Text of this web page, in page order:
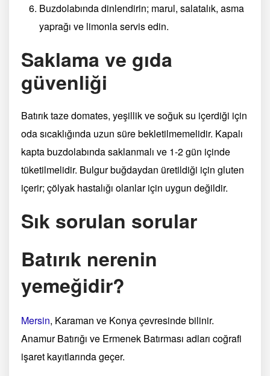
Buzdolabında dinlendirin; marul, salatalık, asma
yaprağı ve limonla servis edin.
Saklama ve gıda
güvenliği
Batırık taze domates, yeşillik ve soğuk su içerdiği için
oda sıcaklığında uzun süre bekletilmemelidir. Kapalı
kapta buzdolabında saklanmalı ve 1-2 gün içinde
tüketilmelidir. Bulgur buğdaydan üretildiği için gluten
içerir; çölyak hastalığı olanlar için uygun değildir.
Sık sorulan sorular
Batırık nerenin
yemeğidir?
Mersin, Karaman ve Konya çevresinde bilinir.
Anamur Batırığı ve Ermenek Batırması adları coğrafi
işaret kayıtlarında geçer.